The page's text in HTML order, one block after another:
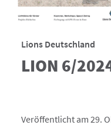
Lions Deutschland
LION 6/
Veröffentlicht am 29.